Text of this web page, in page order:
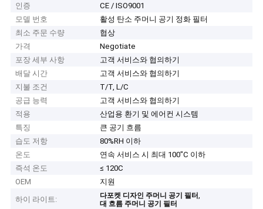
인증
CE / ISO9001
모델 번호
활성 탄소 주머니 공기 정화 필터
최소 주문 수량
협상
가격
Negotiate
포장 세부 사항
고객 서비스와 협의하기
배달 시간
고객 서비스와 협의하기
지불 조건
T/T, L/C
공급 능력
고객 서비스와 협의하기
적용
산업용 환기 및 에어컨 시스템
특징
큰 공기 흐름
습도 저항
80%RH 이하
온도
연속 서비스 시 최대 100"C 이하
즉석 온도
≤ 120C
OEM
지원
하이 라이트:
다포켓 디자인 주머니 공기 필터,
대 흐름 주머니 공기 필터